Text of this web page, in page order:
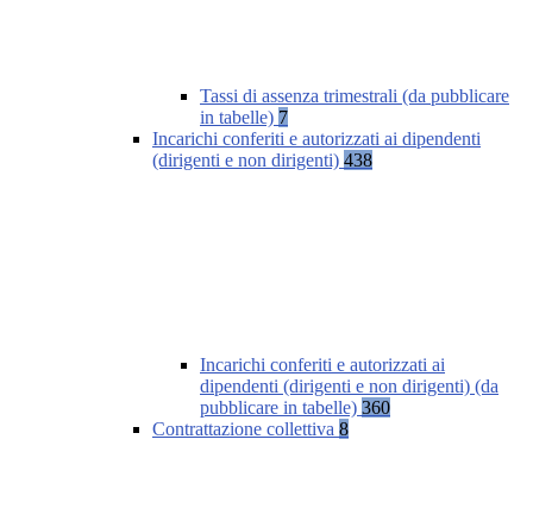
Tassi di assenza trimestrali (da pubblicare
in tabelle) 7
Incarichi conferiti e autorizzati ai dipendenti
(dirigenti e non dirigenti) 438
Incarichi conferiti e autorizzati ai
dipendenti (dirigenti e non dirigenti) (da
pubblicare in tabelle) 360
Contrattazione collettiva 8